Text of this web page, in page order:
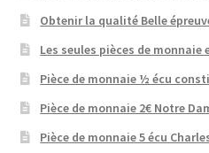
Obtenir la qualité Belle
Les seules pièces de monnaie
Pièce de monnaie ½ écu
Pièce de monnaie 2€ Notre
Pièce de monnaie 5 écu